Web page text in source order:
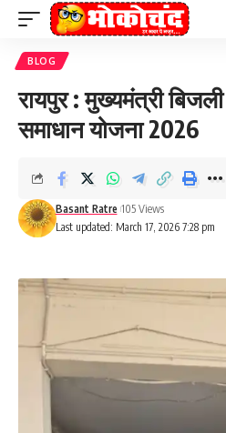
BLOG
रायपुर : मुख्यमंत्री
समाधान योजना 2026
Last updated: March 17, 2026 7:28 pm
Basant Ratre 105 Views